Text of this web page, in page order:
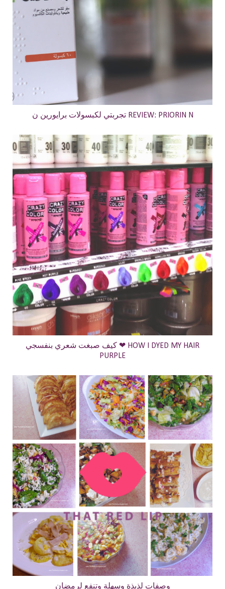
تجربتي لكبسولات برايورين ن REVIEW: PRIORIN N
كيف صبغت شعري بنفسجي ❤ HOW I DYED MY HAIR
PURPLE
وصفات لذيذة وسهلة وتنفع لرمضان